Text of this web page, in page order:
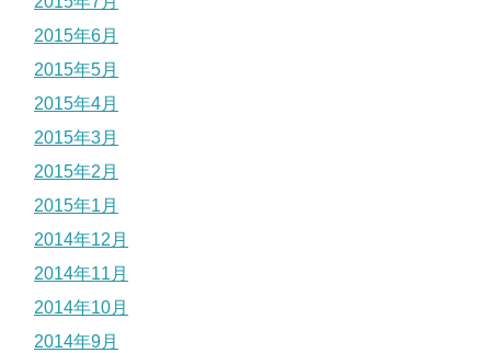
2015年6月
2015年5月
2015年4月
2015年3月
2015年2月
2015年1月
2014年12月
2014年11月
2014年10月
2014年9月